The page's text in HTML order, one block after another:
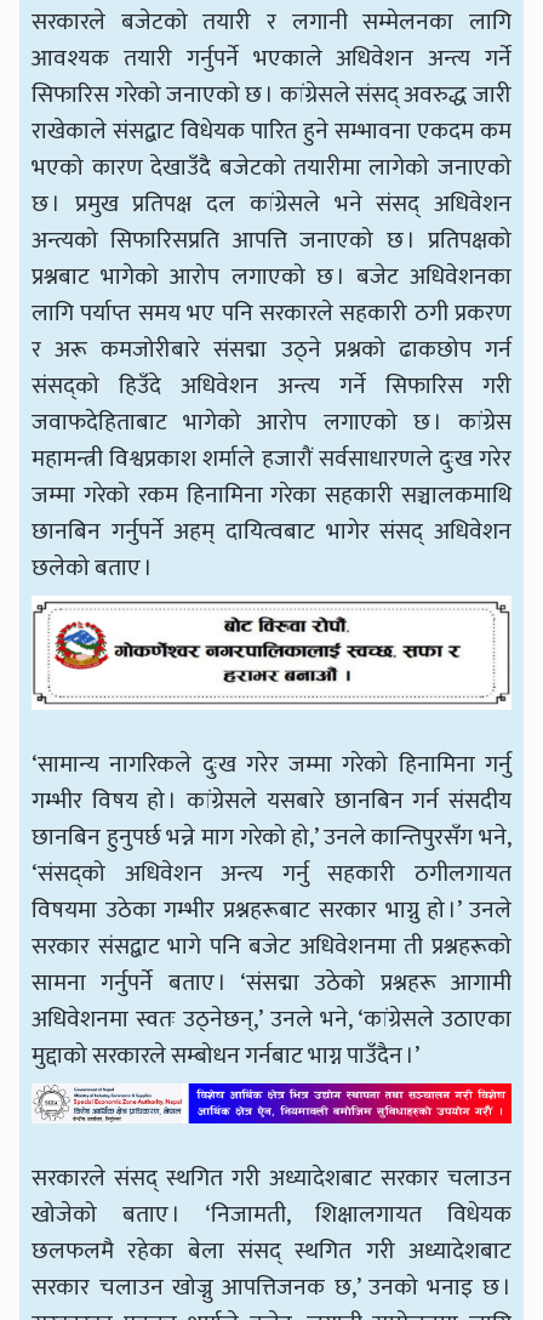
सरकारले बजेटको तयारी र लगानी सम्मेलनका लागि
आवश्यक तयारी गर्नुपर्ने भएकाले अधिवेशन अन्त्य गर्ने
सिफारिस गरेको जनाएको छ । कांग्रेसले संसद् अवरुद्ध जारी
राखेकाले संसद्बाट विधेयक पारित हुने सम्भावना एकदम कम
भएको कारण देखाउँदै बजेटको तयारीमा लागेको जनाएको
छ । प्रमुख प्रतिपक्ष दल कांग्रेसले भने संसद् अधिवेशन
अन्त्यको सिफारिसप्रति आपत्ति जनाएको छ । प्रतिपक्षको
प्रश्नबाट भागेको आरोप लगाएको छ । बजेट अधिवेशनका
लागि पर्याप्त समय भए पनि सरकारले सहकारी ठगी प्रकरण
र अरू कमजोरीबारे संसद्मा उठ्ने प्रश्नको ढाकछोप गर्न
संसद्को हिउँदे अधिवेशन अन्त्य गर्ने सिफारिस गरी
जवाफदेहिताबाट भागेको आरोप लगाएको छ । कांग्रेस
महामन्त्री विश्वप्रकाश शर्माले हजारौं सर्वसाधारणले दुःख गरेर
जम्मा गरेको रकम हिनामिना गरेका सहकारी सञ्चालकमाथि
छानबिन गर्नुपर्ने अहम् दायित्वबाट भागेर संसद् अधिवेशन
छलेको बताए ।
‘सामान्य नागरिकले दुःख गरेर जम्मा गरेको हिनामिना गर्नु
गम्भीर विषय हो । कांग्रेसले यसबारे छानबिन गर्न संसदीय
छानबिन हुनुपर्छ भन्ने माग गरेको हो,’ उनले कान्तिपुरसँग भने,
‘संसद्को अधिवेशन अन्त्य गर्नु सहकारी ठगीलगायत
विषयमा उठेका गम्भीर प्रश्नहरूबाट सरकार भाग्नु हो ।’ उनले
सरकार संसद्बाट भागे पनि बजेट अधिवेशनमा ती प्रश्नहरूको
सामना गर्नुपर्ने बताए । ‘संसद्मा उठेको प्रश्नहरू आगामी
अधिवेशनमा स्वतः उठ्नेछन्,’ उनले भने, ‘कांग्रेसले उठाएका
मुद्दाको सरकारले सम्बोधन गर्नबाट भाग्न पाउँदैन ।’
सरकारले संसद् स्थगित गरी अध्यादेशबाट सरकार चलाउन
खोजेको बताए । ‘निजामती, शिक्षालगायत विधेयक
छलफलमै रहेका बेला संसद् स्थगित गरी अध्यादेशबाट
सरकार चलाउन खोज्नु आपत्तिजनक छ,’ उनको भनाइ छ ।